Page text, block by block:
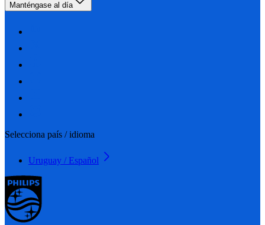
Manténgase al día
Selecciona país / idioma
Uruguay / Español